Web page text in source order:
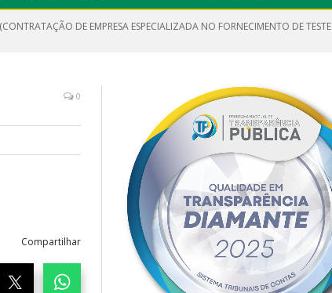
DE EMPRESA ESPECIALIZADA NO FORNECIMENTO DE TESTE
0
Compartilhar